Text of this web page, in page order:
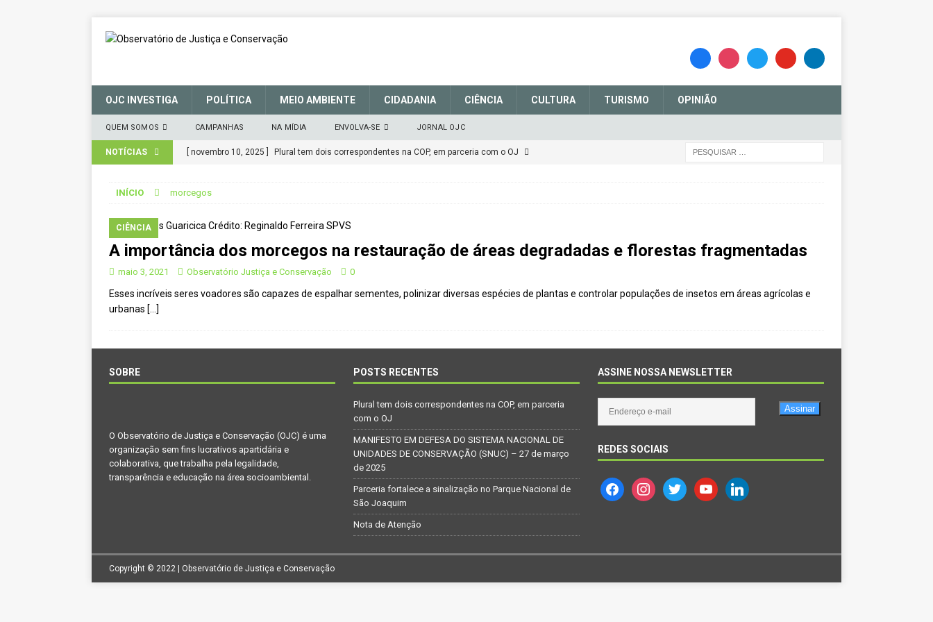
OJC INVESTIGA POLÍTICA MEIO AMBIENTE CIDADANIA CIÊNCIA CULTURA TURISMO OPINIÃO
QUEM SOMOS CAMPANHAS NA MÍDIA ENVOLVA-SE JORNAL OJC
NOTÍCIAS [ novembro 10, 2025 ] Plural tem dois correspondentes na COP, em parceria com o OJ
[ março 27, 2025 ]
CONSERVAÇÃO (SNUC) – 27 de março de 2025
[ janeiro 22, 2025 ] Parceria fortalece a sinalização no Parque Nacional de São Joaquim
CIDADANIA
[ novembro 29, 2024 ] Nota de Atenção CIDADANIA
CIDADANIA
[ maio 16, 2022 ] Ameaças do pinus e eucalipto às Florestas com Araucárias nos estados do
Paraná e Santa Catarina MEIO AMBIENTE
[ abril 11, 2022 ] Papagaio-verdadeiro: comércio ilegal faz com que aves percam o habitat natural
INÍCIO morcegos
CIÊNCIA
A importância dos morcegos na restauração de áreas degradadas e florestas fragmentadas
maio 3, 2021 Observatório Justiça e Conservação 0
Esses incríveis seres voadores são capazes de espalhar sementes, polinizar diversas espécies de plantas e controlar populações de insetos em áreas agrícolas e
urbanas […]
SOBRE
O Observatório de Justiça e Conservação (OJC) é uma
organização sem fins lucrativos apartidária e
colaborativa, que trabalha pela legalidade,
transparência e educação na área socioambiental.
POSTS RECENTES
Plural tem dois correspondentes na COP, em parceria
com o OJ
MANIFESTO EM DEFESA DO SISTEMA NACIONAL DE
UNIDADES DE CONSERVAÇÃO (SNUC) – 27 de março
de 2025
Parceria fortalece a sinalização no Parque Nacional de
São Joaquim
Nota de Atenção
ASSINE NOSSA NEWSLETTER
Assinar
REDES SOCIAIS
Copyright © 2022 | Observatório de Justiça e Conservação